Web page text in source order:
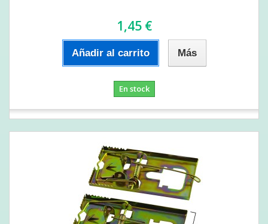
1,45 €
Añadir al carrito Más
En stock